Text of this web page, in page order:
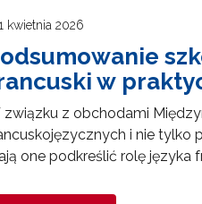
kwietnia 2026
w
związku z obchodami
i nie tylko
one podkreślić rolę języka